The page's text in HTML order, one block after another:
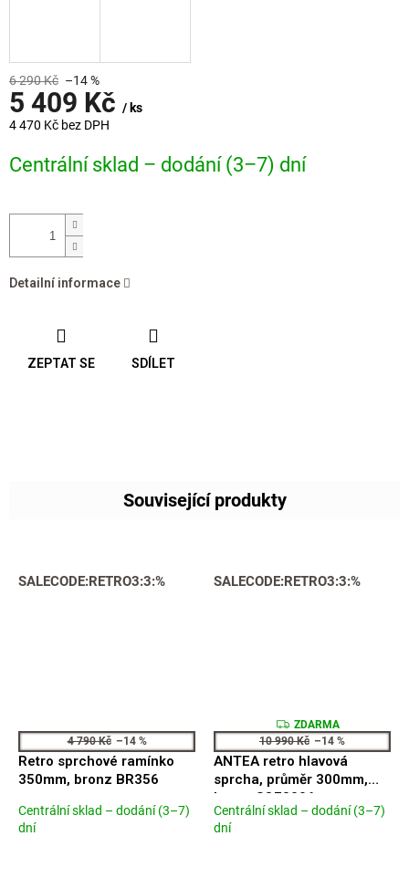
6 290 Kč –14 %
5 409 Kč / ks
4 470 Kč bez DPH
cena:
Centrální sklad – dodání (3–7) dní
Detailní informace
ZEPTAT SE SDÍLET
Související produkty
SALECODE:RETRO3:3:%
4 790 Kč –14 %
Retro sprchové ramínko
350mm, bronz BR356
Průměrné
Centrální sklad – dodání (3–7)
dní
SALECODE:RETRO3:3:%
Z
D
A
R
M
A
ZDARMA
10 990 Kč –14 %
ANTEA retro hlavová
sprcha, průměr 300mm,
bronz SOF3006
Průměrné
Centrální sklad – dodání (3–7)
dní